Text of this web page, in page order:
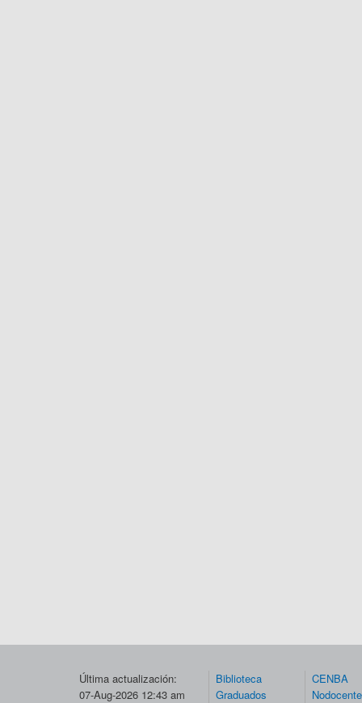
Última actualización:
07-Aug-2026 12:43 am
Biblioteca
Graduados
CENBA